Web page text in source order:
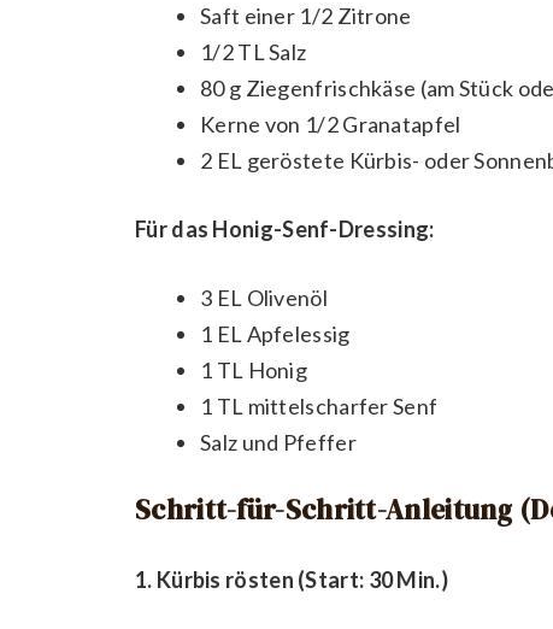
Saft einer 1/2 Zitrone
1/2 TL Salz
80 g Ziegenfrischkäse (am Stück
Kerne von 1/2 Granatapfel
2 EL geröstete Kürbis- oder
Für das Honig-Senf-Dressing:
3 EL Olivenöl
1 EL Apfelessig
1 TL Honig
1 TL mittelscharfer Senf
Salz und Pfeffer
Schritt-für-Schritt-Anleitung
1. Kürbis rösten (Start: 30 Min.)